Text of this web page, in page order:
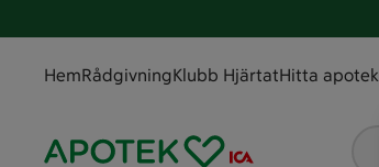
HemRådgivningKlubb HjärtatHitta apotek